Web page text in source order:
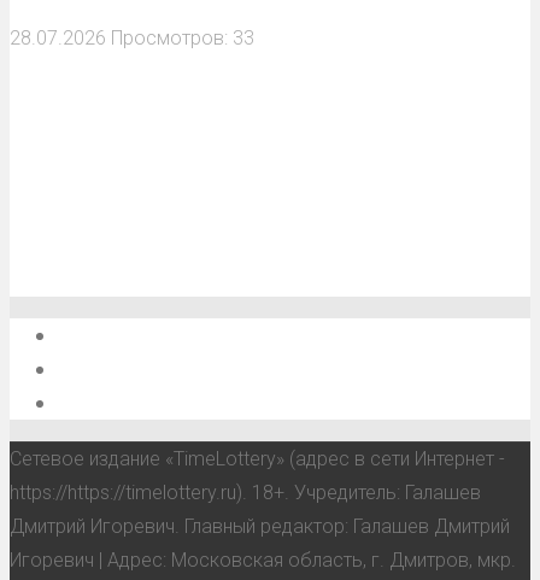
28.07.2026 Просмотров: 33
Сетевое издание «TimeLottery» (адрес в сети Интернет -
https://https://timelottery.ru). 18+. Учредитель: Галашев
Дмитрий Игоревич. Главный редактор: Галашев Дмитрий
Игоревич | Адрес: Московская область, г. Дмитров, мкр.